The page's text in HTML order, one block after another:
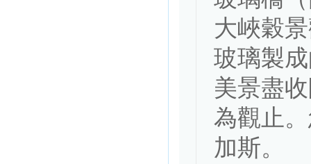
大峽穀
玻璃製
美景盡
為觀止
加斯。